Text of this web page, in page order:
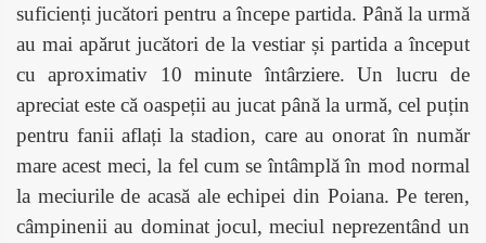
suficienți jucători pentru a începe partida. Până la urmă
au mai apărut jucători de la vestiar și partida a început
cu aproximativ 10 minute întârziere. Un lucru de
apreciat este că oaspeții au jucat până la urmă, cel puțin
pentru fanii aflați la stadion, care au onorat în număr
mare acest meci, la fel cum se întâmplă în mod normal
la meciurile de acasă ale echipei din Poiana. Pe teren,
câmpinenii au dominat jocul, meciul neprezentând un